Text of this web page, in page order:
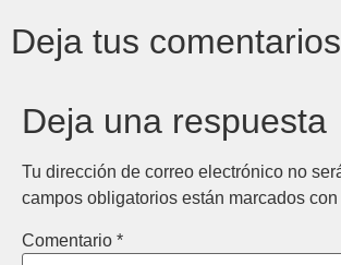
Deja tus comentarios
Deja una respuesta
Tu dirección de correo electrónico no
campos obligatorios están marcados con
Comentario *